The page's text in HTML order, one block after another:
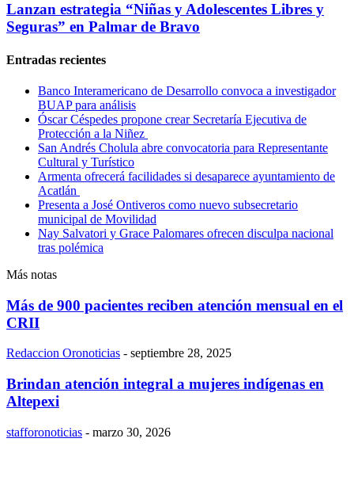
Lanzan estrategia “Niñas y Adolescentes Libres y
Seguras” en Palmar de Bravo
Entradas recientes
Banco Interamericano de Desarrollo convoca a investigador
BUAP para análisis
Óscar Céspedes propone crear Secretaría Ejecutiva de
Protección a la Niñez
San Andrés Cholula abre convocatoria para Representante
Cultural y Turístico
Armenta ofrecerá facilidades si desaparece ayuntamiento de
Acatlán
Presenta a José Ontiveros como nuevo subsecretario
municipal de Movilidad
Nay Salvatori y Grace Palomares ofrecen disculpa nacional
tras polémica
Más notas
Más de 900 pacientes reciben atención mensual en el
CRII
Redaccion Oronoticias - septiembre 28, 2025
Brindan atención integral a mujeres indígenas en
Altepexi
stafforonoticias - marzo 30, 2026